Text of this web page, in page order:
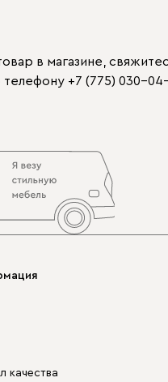
в магазине,
+7 (775) 030-
качества